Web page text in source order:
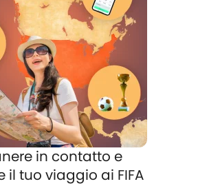
in contatto e
il tuo viaggio ai FIFA